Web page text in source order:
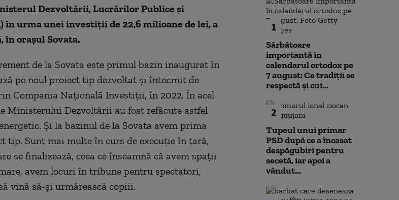
Dezvoltării, Lucrărilor Publice şi
în urma unei investiţii de 22,6 milioane de lei, a
în oraşul Sovata.
de la Sovata este primul bazin inaugurat în
pe noul proiect tip dezvoltat şi întocmit de
Compania Naţională Investiţii, în 2022. În acel
Ministerului Dezvoltării au fost refăcute astfel
Şi la bazinul de la Sovata avem prima
tip. Sunt mai multe în curs de execuţie înţară,
se finalizează, ceea ce înseamnă că avem spaţii
avem locuri în tribune pentru spectatori,
vină să-şi urmărească copiii.
1
Sărbătoare
importantă în
calendarul ortodox pe
7 august: Ce tradiții se
respectă și cui...
2
Tupeul unui primar
PSD după ce a încasat
despăgubiri pentru
secetă, iar apoi a
vândut...